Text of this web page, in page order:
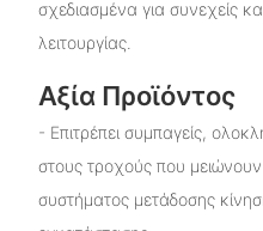
σχεδιασμένα για συνεχείς
λειτουργίας.
Αξία Προϊόντος
- Επιτρέπει συμπαγείς,
στους τροχούς που
συστήματος μετάδοσης